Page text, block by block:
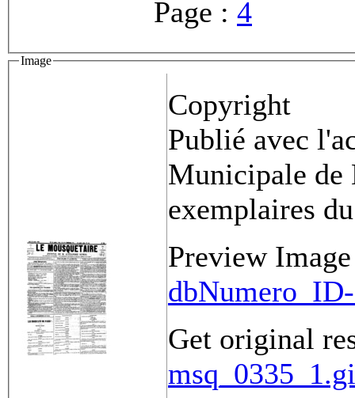
Page : 4
Image
Copyright
Publié avec
Municipale de
exemplaires
Preview Image
Get original